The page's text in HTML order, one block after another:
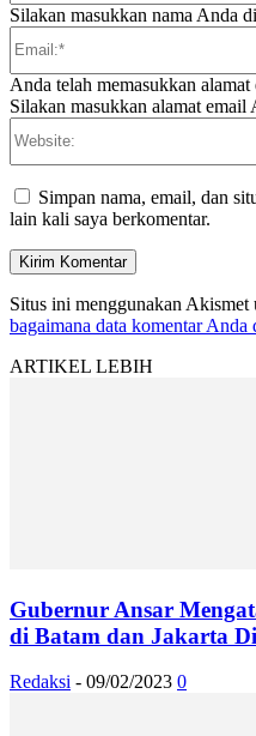
Silakan masukkan nama Anda
Anda telah memasukkan
Silakan masukkan alamat email
Simpan nama, email, dan
lain kali saya berkomentar.
Situs ini menggunakan Akismet
bagaimana data komentar Anda
ARTIKEL LEBIH
Gubernur Ansar
di Batam dan Jakarta
Redaksi - 09/02/2023 0